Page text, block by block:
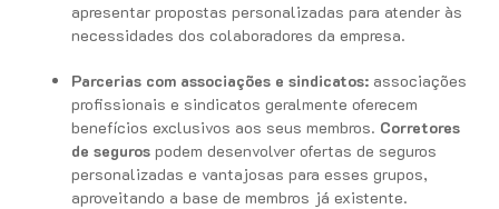
apresentar propostas personalizadas para atender às
necessidades dos colaboradores da empresa.
Parcerias com associações e sindicatos: associações
profissionais e sindicatos geralmente oferecem
benefícios exclusivos aos seus membros. Corretores
de seguros podem desenvolver ofertas de seguros
personalizadas e vantajosas para esses grupos,
aproveitando a base de membros já existente.